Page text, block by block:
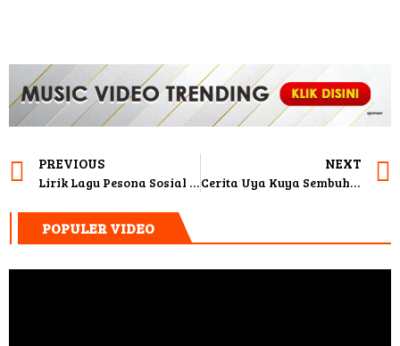
PREVIOUS
Lirik Lagu Pesona Sosial Media – JAKVEGAS
NEXT
Cerita Uya Kuya Sembuh dari Covid-19
POPULER VIDEO